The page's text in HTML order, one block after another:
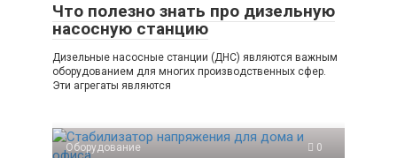
Что полезно знать про дизельную
насосную станцию
Дизельные насосные станции (ДНС) являются важным
оборудованием для многих производственных сфер.
Эти агрегаты являются
Оборудование 0